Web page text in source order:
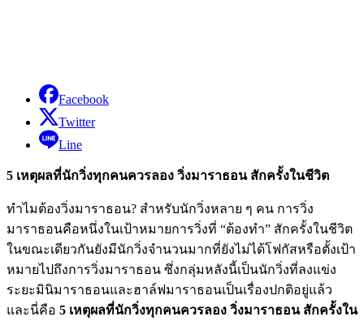
Facebook
Twitter
Line
5 เหตุผลที่นักวิ่งทุกคนควรลอง วิ่งมาราธอน สักครั้งในชีวิต
ทำไมต้องวิ่งมาราธอน? สำหรับนักวิ่งหลาย ๆ คน การวิ่ง
มาราธอนคือหนึ่งในเป้าหมายการวิ่งที่ “ต้องทำ” สักครั้งในชีวิต
ในขณะเดียวกันยังมีนักวิ่งจำนวนมากที่ยังไม่ได้โฟกัสหรือตั้งเป้า
หมายไปถึงการวิ่งมาราธอน ซึ่งกลุ่มหลังนี้เป็นนักวิ่งที่ลงแข่ง
ระยะมินิมาราธอนและฮาล์ฟมาราธอนเป็นเรื่องปกติอยู่แล้ว
และนี่คือ 5 เหตุผลที่นักวิ่งทุกคนควรลอง วิ่งมาราธอน สักครั้งใน